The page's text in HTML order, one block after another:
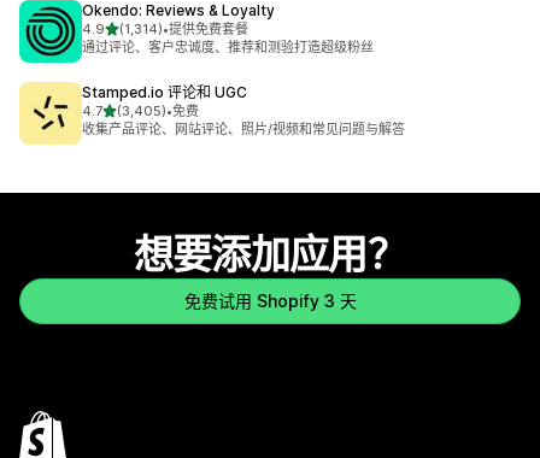
Okendo: Reviews & Loyalty
4.9星（满分 5 星）
(1,314)
总共 1314 条评论
•提供免费套餐
通过评论、客户忠诚度、推荐和测验打造超级粉丝
Stamped.io 评论和 UGC
4.7星（满分 5 星）
(3,405)
总共 3405 条评论
•免费
收集产品评论、网站评论、照片/视频和常见问题与解答
想要添加应用？
免费试用 Shopify 3 天